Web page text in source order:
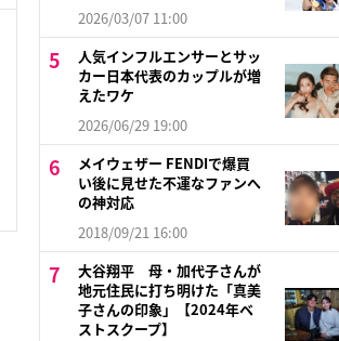
2026/03/07 11:00
人気インフルエンサーとサッ
カー日本代表のカップルが増
えたワケ
2026/06/29 19:00
メイウェザー FENDIで爆買
い後に見せた不運なファンへ
の神対応
2018/09/21 16:00
大谷翔平 母・加代子さんが
地元住民に打ち明けた「真美
子さんの印象」【2024年ベ
ストスクープ】